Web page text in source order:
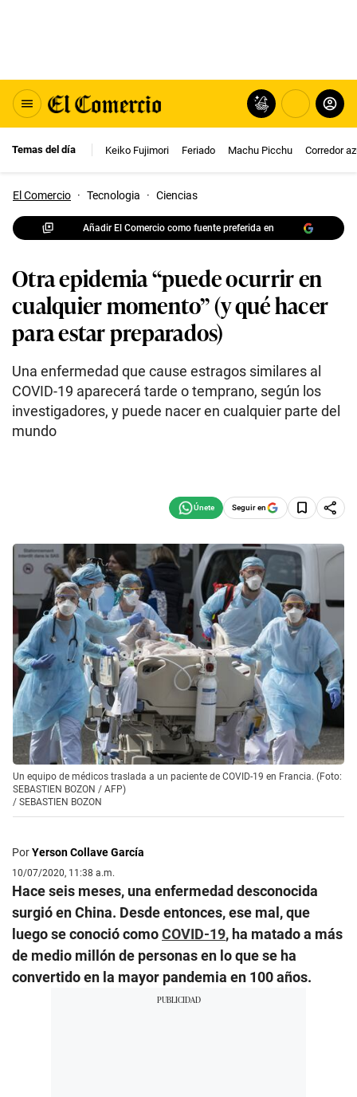
Temas del día Keiko Fujimori Feriado Machu Picchu Corredor
El Comercio · Tecnologia · Ciencias
Añadir El Comercio como fuente preferida en
Otra epidemia “puede ocurrir en
cualquier momento” (y qué hacer
para estar preparados)
Una enfermedad que cause estragos similares al
COVID-19 aparecerá tarde o temprano, según los
investigadores, y puede nacer en cualquier parte del
mundo
Seguir en
Un equipo de médicos traslada a un paciente de COVID-19 en Francia. (Foto:
SEBASTIEN BOZON / AFP)
/ SEBASTIEN BOZON
PorYerson Collave García
10/07/2020, 11:38 a.m.
Hace seis meses, una enfermedad desconocida
surgió en China. Desde entonces, ese mal, que
luego se conoció comoCOVID-19, ha matado a más
de medio millón de personas en lo que se ha
convertido en la mayor pandemia en 100 años.